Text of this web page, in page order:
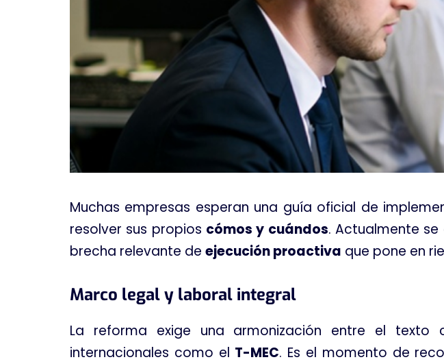
Muchas empresas esperan una guía oficial de
resolver sus propios cómos y cuándos. Actualmente
brecha relevante de ejecución proactiva que pone en
Marco legal y laboral integral
La reforma exige una armonización entre el texto
internacionales como el T-MEC. Es el momento de